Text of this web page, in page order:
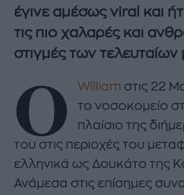
έγινε αμέσως viral και
τις πιο χαλαρές και
στιγμές των
Ο William στις 22
το νοσοκομείο
πλαίσιο της
του στις περιοχές του
ελληνικά ως Δουκάτο της
Ανάμεσα στις επίσημες